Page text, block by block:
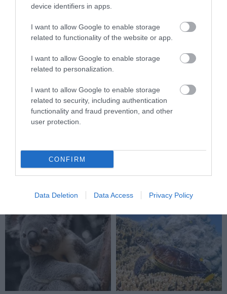
device identifiers in apps.
I want to allow Google to enable storage
related to functionality of the website or app.
I want to allow Google to enable storage
related to personalization.
I want to allow Google to enable storage
related to security, including authentication
functionality and fraud prevention, and other
user protection.
CONFIRM
Data Deletion Data Access Privacy Policy
ELŐZŐ CIKK
FOKHAGYMÁS SZÁJVÍZ, AMI LEVERI A GYÓGYSZERTÁRAT? –
MEGLEPŐ EREDMÉNYEK A TERMÉSZET EGYIK LEGERŐSEBB
„ANTIBIOTIKUMÁRÓL”
KÖVETKEZŐ CIKK
MILYEN HIDEGET BÍR KI AZ EMBERI TEST? – TÚLÉLŐK A FAGY